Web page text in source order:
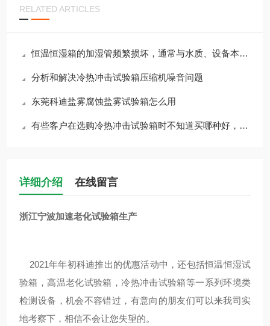
RELATED ARTICLES
恒温恒湿箱的加湿管频繁损坏，通常与水质、设备本身设计等有关
分析和解决冷热冲击试验箱压缩机噪音问题
东莞科迪盐雾腐蚀盐雾试验箱怎么用
有些客户在选购冷热冲击试验箱时不知道买哪种好，虽过程不同但目的是相同的
详细介绍 在线留言
浙江宁波加速老化试验箱生产
2021年年初科迪推出的优惠活动中，还包括恒温恒湿试
验箱，高温老化试验箱，冷热冲击试验箱等一系列环境类
检测设备，机会不容错过，有意向的朋友们可以来我司实
地考察下，相信不会让您失望的。